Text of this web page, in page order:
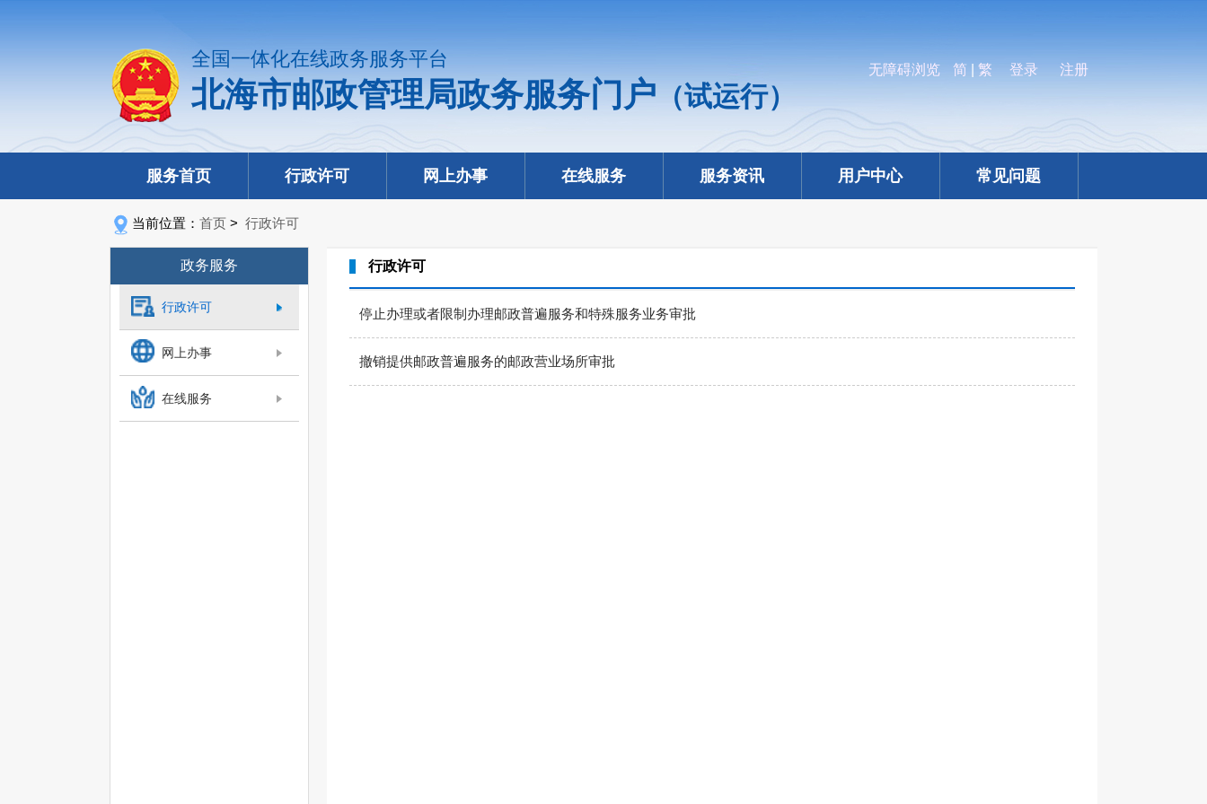
全国一体化在线政务服务平台
北海市邮政管理局政务服务门户（试运行）
无障碍浏览 简 繁 登录 注册
服务首页 行政许可 网上办事 在线服务 服务资讯 用户中心 常见问题
当前位置： 首页 > 行政许可
政务服务
行政许可
网上办事
在线服务
行政许可
停止办理或者限制办理邮政普遍服务和特殊服务业务审批
撤销提供邮政普遍服务的邮政营业场所审批